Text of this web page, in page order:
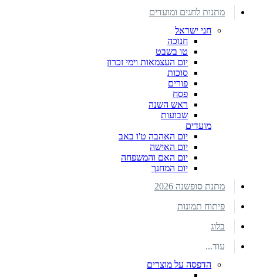
מתנות לחגים ומועדים
חגי ישראל
חנוכה
טו בשבט
יום העצמאות וימי זכרון
סוכות
פורים
פסח
ראש השנה
שבועות
מועדים
יום האהבה ט'ו באב
יום האישה
יום האם והמשפחה
יום המחנך
מתנת סופשנה 2026
פיתוח תמונות
בלוג
עוד...
הדפסה על מוצרים